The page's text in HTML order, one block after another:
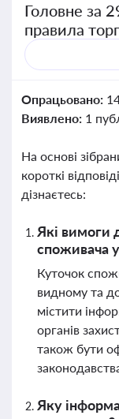
Головне за
правила
Опрацьовано:
Виявлено: 1
На основі
короткі
дізнаєтесь:
Які вимоги
споживача
Куточок
видному та
містити
органів
також бути
Яку